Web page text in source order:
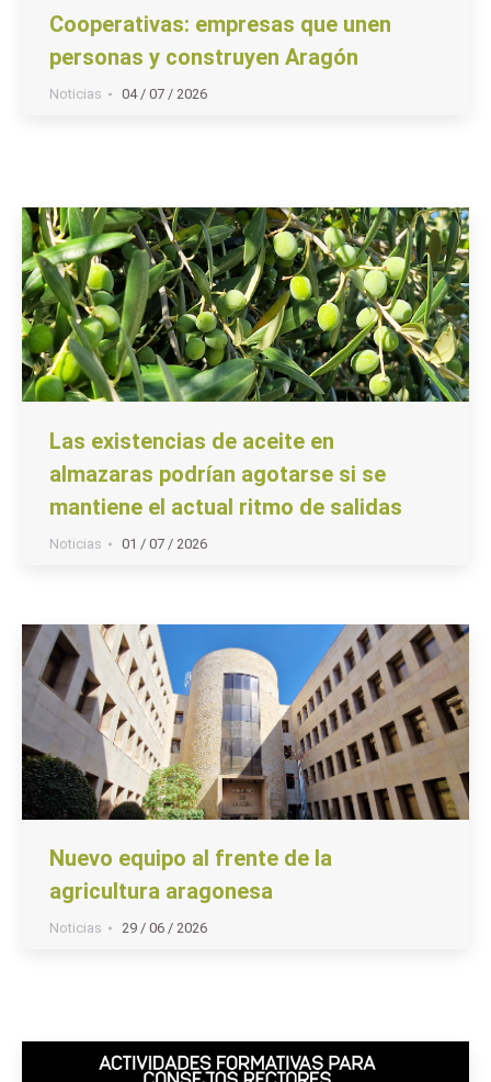
Cooperativas: empresas que unen
personas y construyen Aragón
Noticias 04 / 07 / 2026
Las existencias de aceite en
almazaras podrían agotarse si se
mantiene el actual ritmo de salidas
Noticias 01 / 07 / 2026
Nuevo equipo al frente de la
agricultura aragonesa
Noticias 29 / 06 / 2026